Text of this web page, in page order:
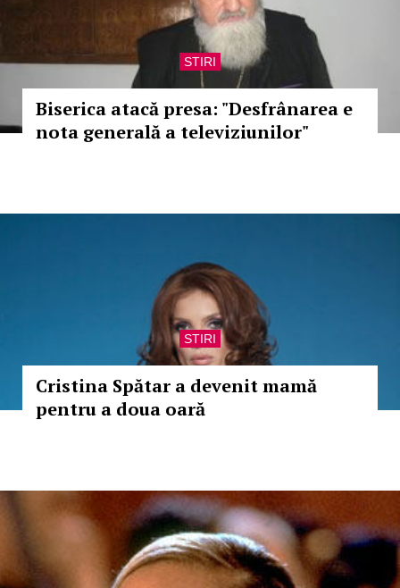
STIRI
Biserica atacă presa: "Desfrânarea e
nota generală a televiziunilor"
STIRI
Cristina Spătar a devenit mamă
pentru a doua oară